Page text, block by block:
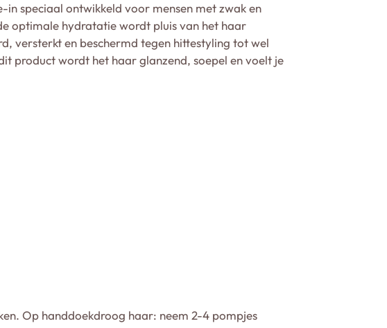
speciaal ontwikkeld voor mensen met zwak en
optimale hydratatie wordt pluis van het haar
versterkt en beschermd tegen hittestyling tot wel
product wordt het haar glanzend, soepel en voelt je
Op handdoekdroog haar: neem 2-4 pompjes